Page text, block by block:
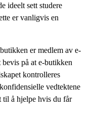
ideelt sett studere
er vanligvis en
er medlem av e-
på at e-butikken
kontrolleres
vedtektene
til å hjelpe hvis du får